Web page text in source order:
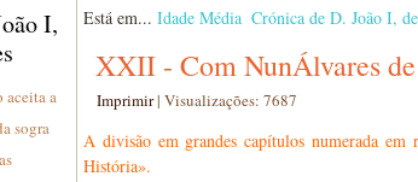
I,
aceita a
sogra
Está em... Idade Média Crónica de D. João I,
XXII - Com NunÁlvares
Imprimir| Visualizações: 7687
A divisão em grandes capítulos numerada
História».